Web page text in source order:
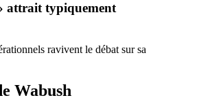
attrait typiquement
Wabush